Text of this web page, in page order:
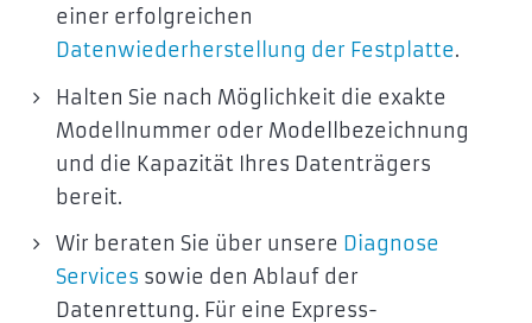
einer erfolgreichen
Datenwiederherstellung der Festplatte.
Halten Sie nach Möglichkeit die exakte
Modellnummer oder Modellbezeichnung
und die Kapazität Ihres Datenträgers
bereit.
Wir beraten Sie über unsere Diagnose
Services sowie den Ablauf der
Datenrettung. Für eine Express-